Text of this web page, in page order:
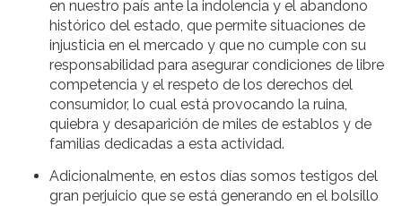
en nuestro país ante la indolencia y el abandono
histórico del estado, que permite situaciones de
injusticia en el mercado y que no cumple con su
responsabilidad para asegurar condiciones de libre
competencia y el respeto de los derechos del
consumidor, lo cual está provocando la ruina,
quiebra y desaparición de miles de establos y de
familias dedicadas a esta actividad.
Adicionalmente, en estos días somos testigos del
gran perjuicio que se está generando en el bolsillo